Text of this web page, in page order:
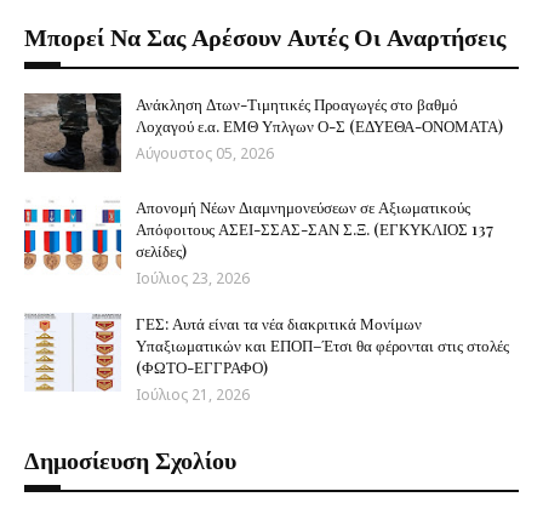
Μπορεί Να Σας Αρέσουν Αυτές Οι Αναρτήσεις
Ανάκληση Δτων-Τιμητικές Προαγωγές στο βαθμό
Λοχαγού ε.α. ΕΜΘ Υπλγων Ο-Σ (ΕΔΥΕΘΑ-ΟΝΟΜΑΤΑ)
Αύγουστος 05, 2026
Απονομή Νέων Διαμνημονεύσεων σε Αξιωματικούς
Απόφοιτους ΑΣΕΙ-ΣΣΑΣ-ΣΑΝ Σ.Ξ. (ΕΓΚΥΚΛΙΟΣ 137
σελίδες)
Ιούλιος 23, 2026
ΓΕΣ: Αυτά είναι τα νέα διακριτικά Μονίμων
Υπαξιωματικών και ΕΠΟΠ–Έτσι θα φέρονται στις στολές
(ΦΩΤΟ-ΕΓΓΡΑΦΟ)
Ιούλιος 21, 2026
Δημοσίευση Σχολίου